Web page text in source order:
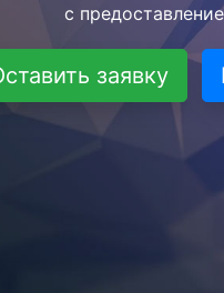
, выезд специалиста,
заявку